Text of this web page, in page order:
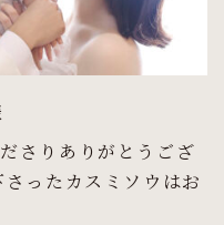
さりありがとうござ
ったカスミソウはお